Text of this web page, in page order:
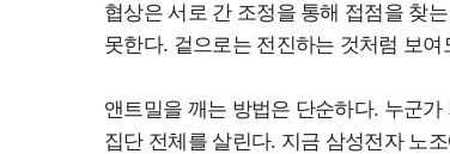
협상은 서로 간 조정을 통해 접점을 찾
못한다. 겉으로는 전진하는 것처럼 보
앤트밀을 깨는 방법은 단순하다. 누군
집단 전체를 살린다. 지금 삼성전자 노